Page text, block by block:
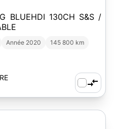
BLUEHDI 130CH S&S /
Année 2020
145 800 km